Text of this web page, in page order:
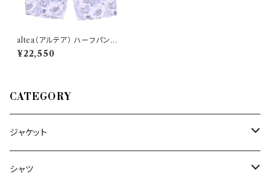
altea（アルテア） ハーフパンツ 1
953305 29586
¥22,550
CATEGORY
ジャケット
～44/S
シャツ